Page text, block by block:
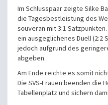
Im Schlusspaar zeigte Silke
die Tagesbestleistung des
souverän mit 3:1
ein ausgeglichenes Duell (2:2
jedoch aufgrund des
abgeben.
Am Ende reichte es somit
Die SVS-Frauen beenden die
Tabellenplatz und sichern